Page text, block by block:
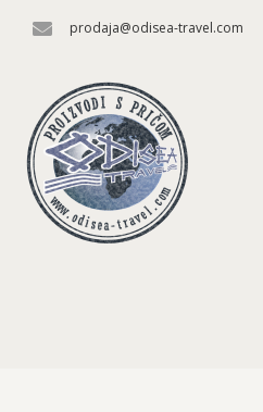
prodaja@odisea-travel.com